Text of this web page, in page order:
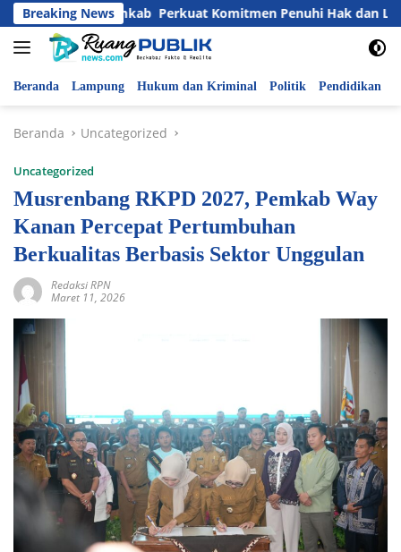
Langsung
ke
konten
Breaking NewsPerkuat Komitmen Penuhi Hak dan Lindungi Anak
Beranda Lampung Hukum dan Kriminal Politik Pendidikan
Beranda Uncategorized
Uncategorized
Musrenbang RKPD 2027, Pemkab Way
Kanan Percepat Pertumbuhan
Berkualitas Berbasis Sektor Unggulan
Redaksi RPN
Maret 11, 2026